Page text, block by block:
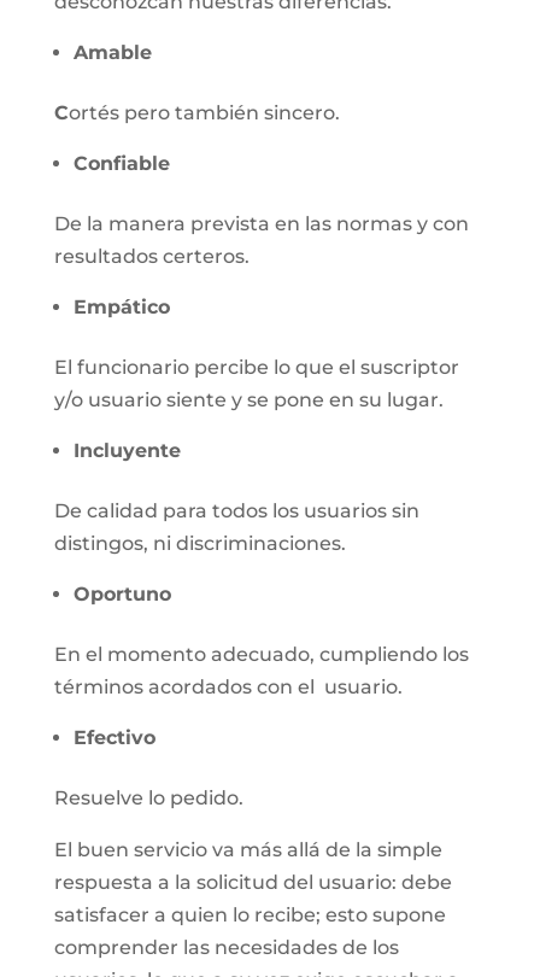
Amable
Cortés pero también sincero.
Confiable
De la manera prevista en las normas y con
resultados certeros.
Empático
El funcionario percibe lo que el suscriptor
y/o usuario siente y se pone en su lugar.
Incluyente
De calidad para todos los usuarios sin
distingos, ni discriminaciones.
Oportuno
En el momento adecuado, cumpliendo los
términos acordados con el usuario.
Efectivo
Resuelve lo pedido.
El buen servicio va más allá de la simple
respuesta a la solicitud del usuario: debe
satisfacer a quien lo recibe; esto supone
comprender las necesidades de los